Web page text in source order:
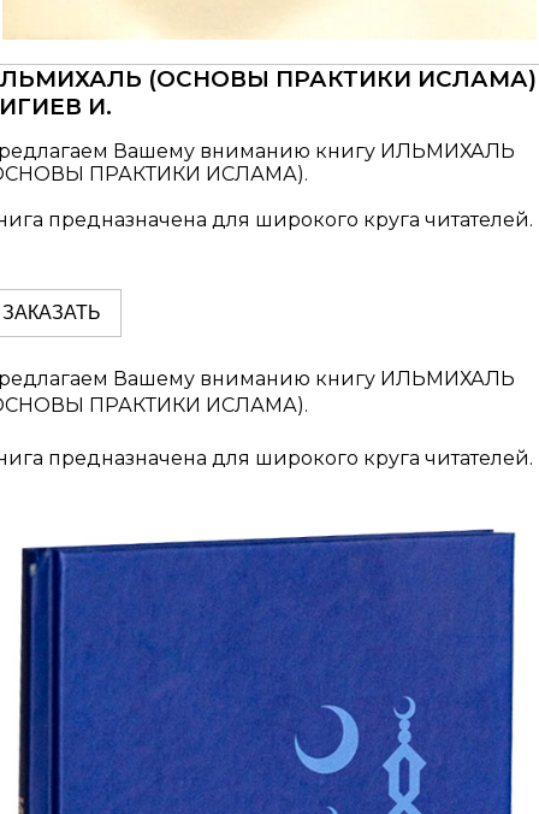
(ОСНОВЫ ПРАКТИКИ ИСЛАМА)
И.
Вашему вниманию книгу ИЛЬМИХАЛЬ
ПРАКТИКИ ИСЛАМА).
предназначена для широкого круга читателей.
ЗАКАЗАТЬ
Вашему вниманию книгу ИЛЬМИХАЛЬ
ПРАКТИКИ ИСЛАМА).
предназначена для широкого круга читателей.